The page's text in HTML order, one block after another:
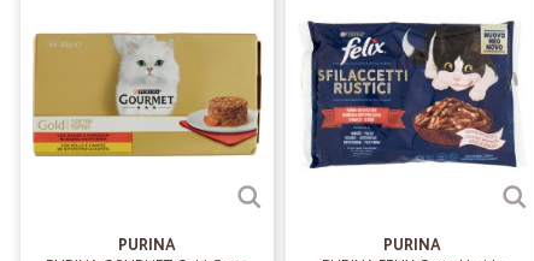
PURINA
PURINA